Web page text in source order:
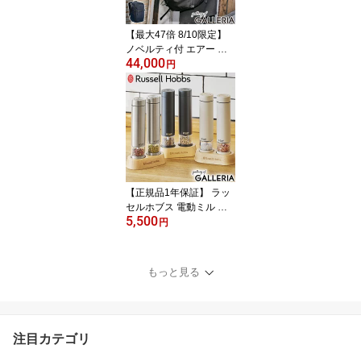
arasol Q270
【最大47倍 8/10限定】
ノベルティ付 エアー リ
ュック メンズ レディー
ス 大容量 ブランド Aer
リュックサック 軽量 通
勤 おしゃれ シンプル ビ
ジカジ カジュアル 無地
通勤リュック 耐久性 PC
収納 2層 A4 24L City Pac
k Pro 2
44,000円
【正規品1年保証】 ラッ
セルホブス 電動ミル ソ
ルト ペッパー 電池式 電
タンド ギフト プレゼン
ト 岩塩 胡椒 2本 2本セッ
5,500円
もっと見る
注目カテゴリ